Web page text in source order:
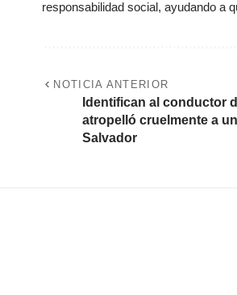
responsabilidad social, ayudando a
NOTICIA ANTERIOR
Identifican al conductor
atropelló cruelmente a
Salvador